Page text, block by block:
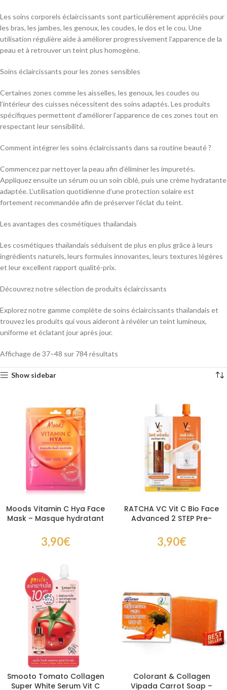
Les soins corporels éclaircissants sont particulièrement appréciés pour
les bras, les jambes, les genoux, les coudes, le dos et le cou. Une
utilisation régulière aide à améliorer progressivement l’apparence de la
peau et à retrouver un teint plus homogène.
Soins éclaircissants pour les zones sensibles
Certaines zones comme les aisselles, les genoux, les coudes ou
l’intérieur des cuisses nécessitent des soins adaptés. Les produits
spécifiques permettent d’améliorer l’apparence de ces zones tout en
respectant leur sensibilité.
Comment intégrer les soins éclaircissants dans sa routine beauté ?
Commencez par nettoyer la peau afin d’éliminer les impuretés.
Appliquez ensuite un sérum ou un soin ciblé, puis une crème hydratante
adaptée. L’utilisation quotidienne d’une protection solaire est
fortement recommandée afin de préserver l’éclat du teint.
Les avantages des cosmétiques thaïlandais
Les cosmétiques thaïlandais séduisent de plus en plus grâce à leurs
ingrédients naturels, leurs formules innovantes, leurs textures légères
et leur excellent rapport qualité-prix.
Découvrez notre sélection de produits éclaircissants
Explorez notre gamme complète de soins éclaircissants thaïlandais et
trouvez les produits qui vous aideront à révéler un teint lumineux,
uniforme et éclatant jour après jour.
Affichage de 37–48 sur 784 résultats
Show sidebar
Moods Vitamin C Hya Face
Mask – Masque hydratant
hyaluronique
3,90€
RATCHA VC Vit C Bio Face
Advanced 2 STEP Pre-
8 g
3,90€
Smooto Tomato Collagen
Super White Serum Vit C
Colorant & Collagen
Vipada Carrot Soap –